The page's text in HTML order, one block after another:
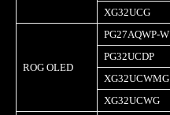
XG32UCG
ROG OLED
PG27AQWP-W
PG32UCDP
XG32UCWMG
XG32UCWG